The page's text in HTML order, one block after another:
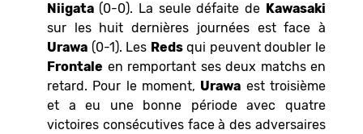
Niigata (0-0). La seule défaite de Kawasaki
sur les huit dernières journées est face à
Urawa (0-1). Les Redsqui peuvent doubler le
Frontale en remportant ses deux matchs en
retard. Pour le moment, Urawa est troisième
et a eu une bonne période avec quatre
victoires consécutives face à des adversaires